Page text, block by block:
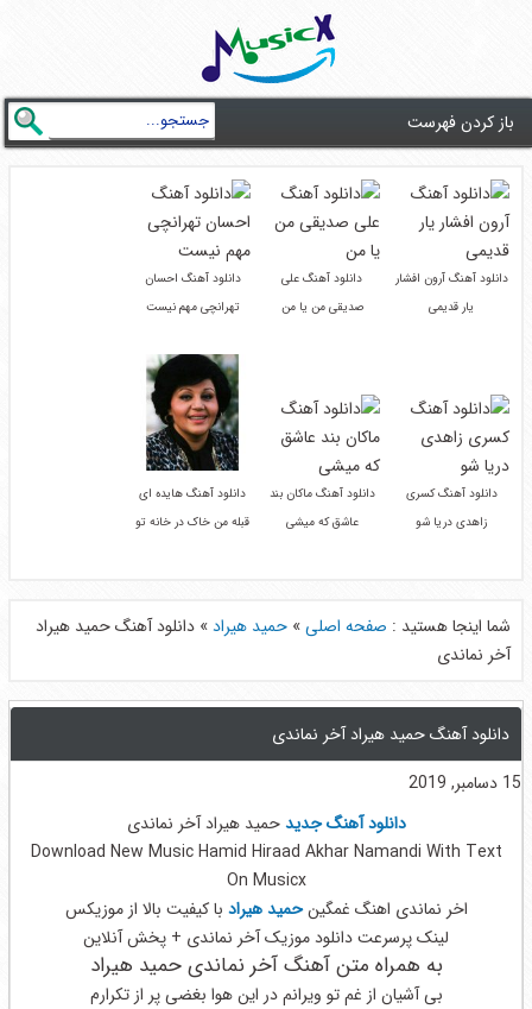
باز کردن فهرست
دانلود آهنگ آرون افشار
یار قدیمی
دانلود آهنگ علی
صدیقی من یا من
دانلود آهنگ احسان
تهرانچی مهم نیست
دانلود آهنگ کسری
زاهدی دریا شو
دانلود آهنگ ماکان بند
عاشق که میشی
دانلود آهنگ هایده ای
قبله من خاک در خانه تو
شما اینجا هستید : صفحه اصلی» حمید هیراد» دانلود آهنگ حمید هیراد
آخر نماندی
دانلود آهنگ حمید هیراد آخر نماندی
15 دسامبر, 2019
دانلود آهنگ جدیدحمید هیراد آخر نماندی
Download New Music Hamid Hiraad Akhar Namandi With Text
On Musicx
اخر نماندی اهنگ غمگینحمید هیراد با کیفیت بالا از موزیکس
لینک پرسرعت دانلود موزیک آخر نماندی + پخش آنلاین
به همراه متن آهنگ آخر نماندی حمید هیراد
بی آشیان از غم تو ویرانم در این هوا بغضی پر از تکرارم